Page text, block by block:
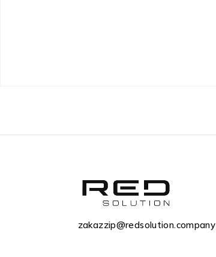
zakazzip@redsolution.company